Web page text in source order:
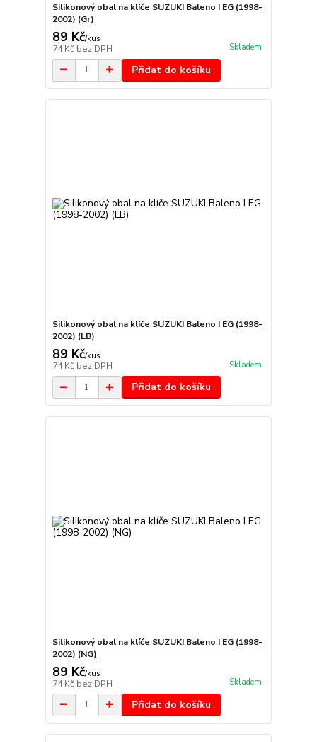
Silikonový obal na klíče SUZUKI Baleno I EG (1998-
2002) (Gr)
89 Kč/kus
74 Kč bez DPH Skladem
Přidat do košíku
Silikonový obal na klíče SUZUKI Baleno I EG (1998-
2002) (LB)
89 Kč/kus
74 Kč bez DPH Skladem
Přidat do košíku
Silikonový obal na klíče SUZUKI Baleno I EG (1998-
2002) (NG)
89 Kč/kus
74 Kč bez DPH Skladem
Přidat do košíku